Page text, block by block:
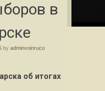
в
by adminvoinruco
об итогах